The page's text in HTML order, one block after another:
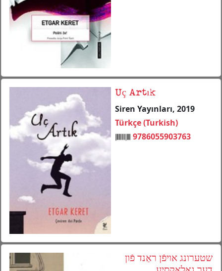
Uç Artık
Siren Yayınları, 2019
Türkçe (Turkish)
9786055903763
שטערונג אויפֿן ראַנד פֿון